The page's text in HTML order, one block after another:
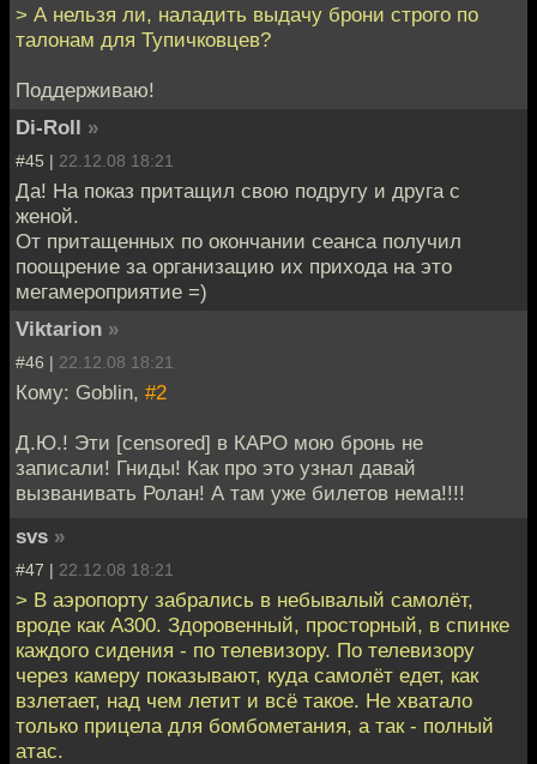
> А нельзя ли, наладить выдачу брони строго по
талонам для Тупичковцев?
Поддерживаю!
Di-Roll »
#45 | 22.12.08 18:21
Да! На показ притащил свою подругу и друга с
женой.
От притащенных по окончании сеанса получил
поощрение за организацию их прихода на это
мегамероприятие =)
Viktarion »
#46 | 22.12.08 18:21
Кому: Goblin, #2
Д.Ю.! Эти [censored] в КАРО мою бронь не
записали! Гниды! Как про это узнал давай
вызванивать Ролан! А там уже билетов нема!!!!
svs »
#47 | 22.12.08 18:21
> В аэропорту забрались в небывалый самолёт,
вроде как А300. Здоровенный, просторный, в спинке
каждого сидения - по телевизору. По телевизору
через камеру показывают, куда самолёт едет, как
взлетает, над чем летит и всё такое. Не хватало
только прицела для бомбометания, а так - полный
атас.